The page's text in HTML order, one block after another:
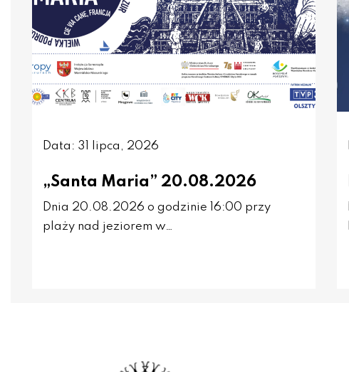
Data: 31 lipca, 2026
„Santa Maria” 20.08.2026
Dnia 20.08.2026 o godzinie 16:00 przy
plaży nad jeziorem w…